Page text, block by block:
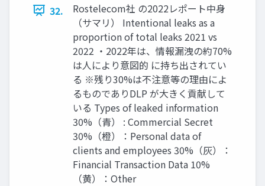
32.
Rostelecom社 の2022レポート中身
（サマリ） Intentional leaks as a
proportion of total leaks 2021 vs
2022 ・2022年は、情報漏洩の約70%
は人により意図的 に持ち出されてい
る ※残り30%は不注意等の理由によ
るものでありDLP が大きく貢献して
いる Types of leaked information
30%（青） : Commercial Secret
30%（橙）：Personal data of
clients and employees 30%（灰）：
Financial Transaction Data 10%
（黄）：Other